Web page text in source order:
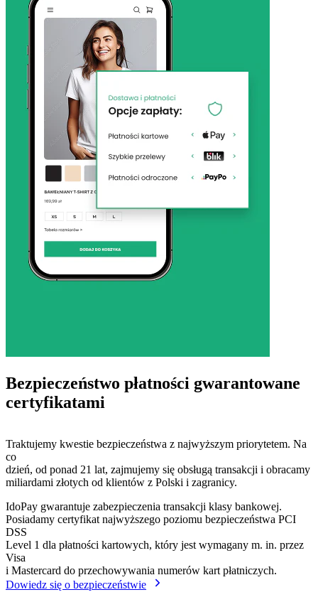
Bezpieczeństwo płatności gwarantowane
certyfikatami
Traktujemy kwestie bezpieczeństwa z najwyższym priorytetem. Na
co
dzień, od ponad 21 lat, zajmujemy się obsługą transakcji i obracamy
miliardami złotych od klientów z Polski i zagranicy.
IdoPay gwarantuje zabezpieczenia transakcji klasy bankowej.
Posiadamy certyfikat najwyższego poziomu bezpieczeństwa PCI
DSS
Level 1 dla płatności kartowych, który jest wymagany m. in. przez
Visa
i Mastercard do przechowywania numerów kart płatniczych.
Dowiedz się o bezpieczeństwie